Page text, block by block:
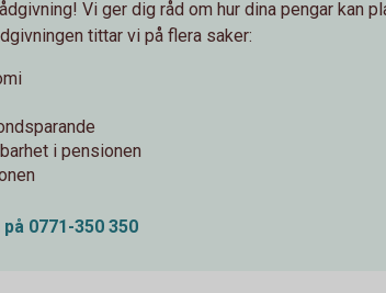
Vi ger dig råd om hur dina pengar kan
tittar vi på flera saker:
i pensionen
0771-350 350